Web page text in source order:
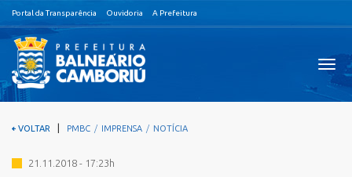
Portal da Transparência Ouvidoria A Prefeitura
VOLTAR PMBC IMPRENSA NOTÍCIA
21.11.2018 - 17:23h